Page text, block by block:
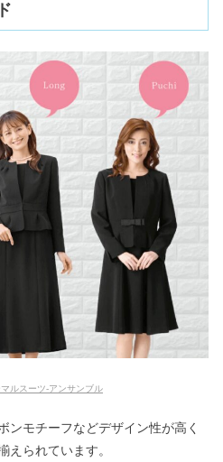
ルスーツ-アンサンブル
ンモチーフなどデザイン性が高く
えられています。